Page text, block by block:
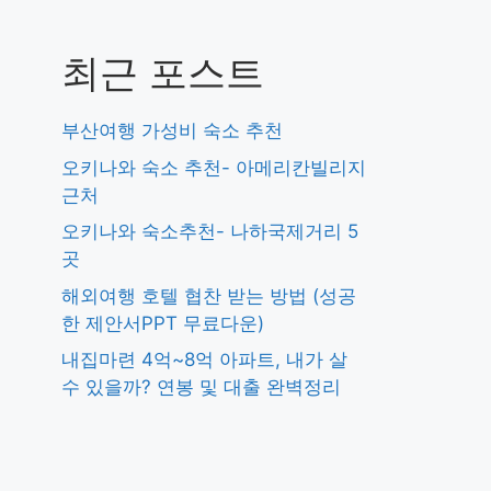
최근 포스트
부산여행 가성비 숙소 추천
오키나와 숙소 추천- 아메리칸빌리지
근처
오키나와 숙소추천- 나하국제거리 5
곳
해외여행 호텔 협찬 받는 방법 (성공
한 제안서PPT 무료다운)
내집마련 4억~8억 아파트, 내가 살
수 있을까? 연봉 및 대출 완벽정리